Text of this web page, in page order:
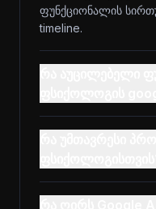
ფუნქციონალის
timeline.